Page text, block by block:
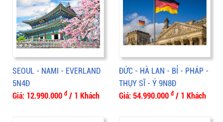
SEOUL - NAMI - EVERLAND
5N4Đ
Giá: 12.990.000 đ / 1 Khách
ĐỨC - HÀ LAN - BỈ - PHÁP -
THỤY SĨ - Ý 9N8Đ
Giá: 54.990.000 đ / 1 Khách